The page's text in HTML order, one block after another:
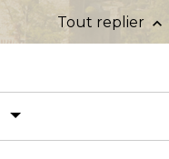
Tout replier keyboard_arrow_up